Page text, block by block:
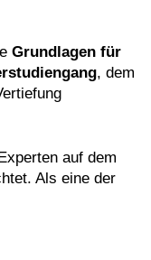
Grundlagen für
, dem
auf dem
Als eine der